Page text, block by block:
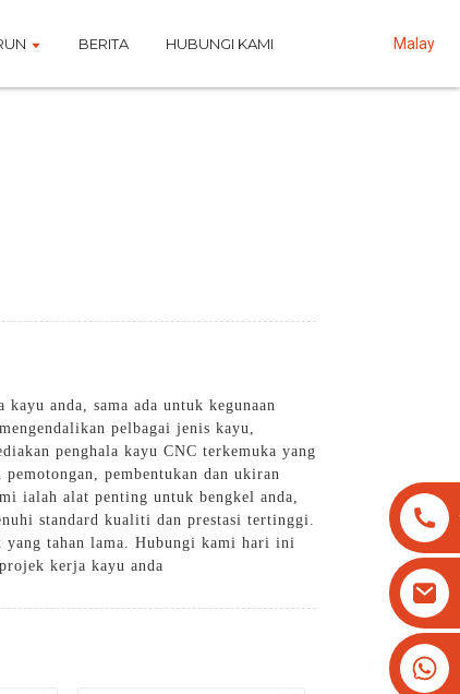
BERITA HUBUNGI KAMI Malay
anda, sama ada untuk kegunaan
pelbagai jenis kayu,
penghala kayu CNC terkemuka yang
pembentukan dan ukiran
ialah alat penting untuk bengkel anda,
standard kualiti dan prestasi tertinggi.
yang tahan lama. Hubungi kami hari ini
kerja kayu anda